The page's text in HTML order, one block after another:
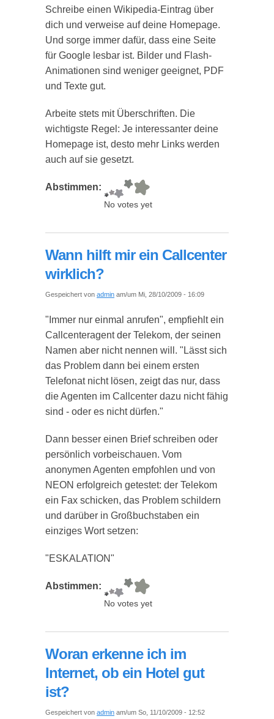
Schreibe einen Wikipedia-Eintrag über
dich und verweise auf deine Homepage.
Und sorge immer dafür, dass eine Seite
für Google lesbar ist. Bilder und Flash-
Animationen sind weniger geeignet, PDF
und Texte gut.
Arbeite stets mit Überschriften. Die
wichtigste Regel: Je interessanter deine
Homepage ist, desto mehr Links werden
auch auf sie gesetzt.
Abstimmen:
No votes yet
Wann hilft mir ein Callcenter
wirklich?
Gespeichert von admin am/um Mi, 28/10/2009 - 16:09
"Immer nur einmal anrufen", empfiehlt ein
Callcenteragent der Telekom, der seinen
Namen aber nicht nennen will. "Lässt sich
das Problem dann bei einem ersten
Telefonat nicht lösen, zeigt das nur, dass
die Agenten im Callcenter dazu nicht fähig
sind - oder es nicht dürfen."
Dann besser einen Brief schreiben oder
persönlich vorbeischauen. Vom
anonymen Agenten empfohlen und von
NEON erfolgreich getestet: der Telekom
ein Fax schicken, das Problem schildern
und darüber in Großbuchstaben ein
einziges Wort setzen:
"ESKALATION"
Abstimmen:
No votes yet
Woran erkenne ich im
Internet, ob ein Hotel gut
ist?
Gespeichert von admin am/um So, 11/10/2009 - 12:52